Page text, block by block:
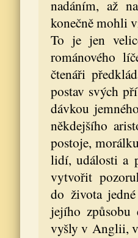
nadáním, až
konečně mohli
To je jen
románového
čtenáři
postav svých
dávkou
někdejšího
postoje,
lidí, události a
vytvořit
do života
jejího způsobu
vyšly v Anglii,